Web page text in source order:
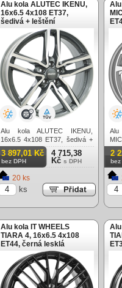
Alu kola ALUTEC IKENU,
16x6.5 4x108 ET37,
šedivá + leštění
Alu kola ALUTEC IKENU,
16x6.5 4x108 ET37, šedivá +
leštění
3 897,01 Kč
bez DPH
4 715,38
Kč s DPH
20 ks
ks
Alu
2
bez
Alu kola IT WHEELS
TIARA 4, 16x6.5 4x108
ET44, černá lesklá
Alu